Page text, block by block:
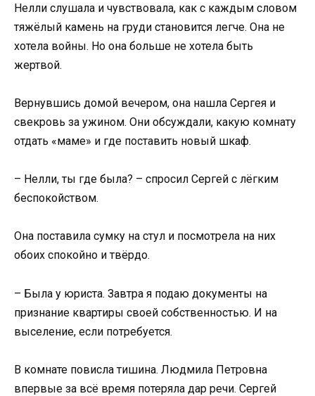
Нелли слушала и чувствовала, как с каждым словом
тяжёлый камень на груди становится легче. Она не
хотела войны. Но она больше не хотела быть
жертвой.
Вернувшись домой вечером, она нашла Сергея и
свекровь за ужином. Они обсуждали, какую комнату
отдать «маме» и где поставить новый шкаф.
– Нелли, ты где была? – спросил Сергей с лёгким
беспокойством.
Она поставила сумку на стул и посмотрела на них
обоих спокойно и твёрдо.
– Была у юриста. Завтра я подаю документы на
признание квартиры своей собственностью. И на
выселение, если потребуется.
В комнате повисла тишина. Людмила Петровна
впервые за всё время потеряла дар речи. Сергей